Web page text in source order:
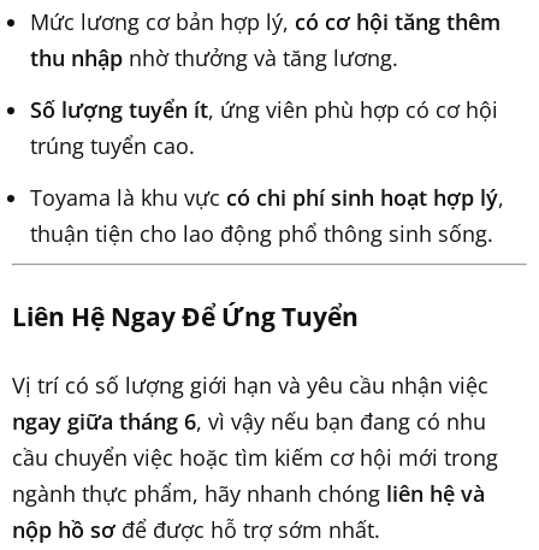
Mức lương cơ bản hợp lý, có cơ hội tăng thêm
thu nhập nhờ thưởng và tăng lương.
Số lượng tuyển ít, ứng viên phù hợp có cơ hội
trúng tuyển cao.
Toyama là khu vực có chi phí sinh hoạt hợp lý,
thuận tiện cho lao động phổ thông sinh sống.
Liên Hệ Ngay Để Ứng Tuyển
Vị trí có số lượng giới hạn và yêu cầu nhận việc
ngay giữa tháng 6, vì vậy nếu bạn đang có nhu
cầu chuyển việc hoặc tìm kiếm cơ hội mới trong
ngành thực phẩm, hãy nhanh chóng liên hệ và
nộp hồ sơđể được hỗ trợ sớm nhất.